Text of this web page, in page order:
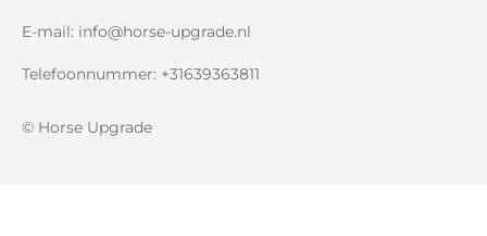
E-mail: info@horse-upgrade.nl
Telefoonnummer: +31639363811
© Horse Upgrade